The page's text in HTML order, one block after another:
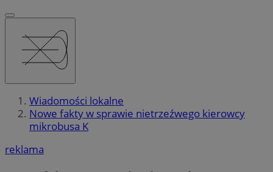
Wiadomości lokalne
Nowe fakty w sprawie nietrzeźwego kierowcy
mikrobusa K
reklama